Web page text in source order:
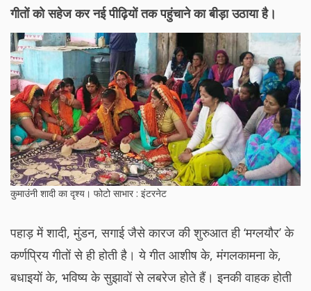
गीतों को सहेज कर नई पीढ़ियों तक पहुंचाने का बीड़ा उठाया है।
कुमाउंनी शादी का दृश्य। फोटो साभार : इंटरनेट
पहाड़ में शादी, मुंडन, सगाई जैसे कारज की शुरुआत ही ‘मग्लयौर’ के
कर्णप्रिय गीतों से ही होती है। ये गीत आशीष के, मंगलकामना के,
बधाइयों के, भविष्य के सुझावों से लबरेज होते हैं। इनकी वाहक होती